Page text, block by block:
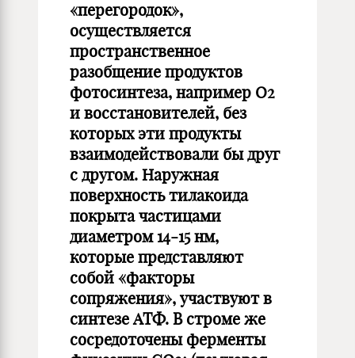
«перегородок»,
осуществляется
пространственное
разобщение продуктов
фотосинтеза, например O2
и восстановителей, без
которых эти продукты
взаимодействовали бы друг
с другом. Наружная
поверхность тилакоида
покрыта частицами
диаметром 14-15 нм,
которые представляют
собой «факторы
сопряжения», участвуют в
синтезе АТФ. В строме же
сосредоточены ферменты